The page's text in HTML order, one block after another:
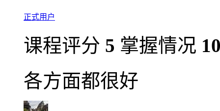
正式用户
课程评分 5 掌握情况
各方面都很好